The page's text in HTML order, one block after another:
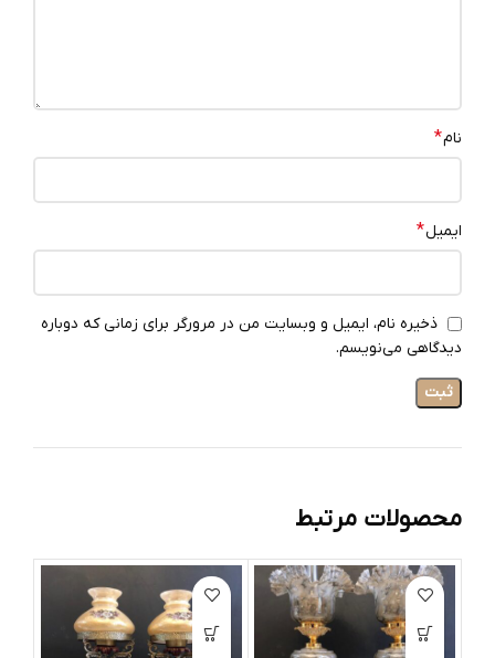
نام*
ایمیل*
ذخیره نام، ایمیل و وبسایت من در مرورگر برای زمانی که دوباره
دیدگاهی می‌نویسم.
محصولات مرتبط